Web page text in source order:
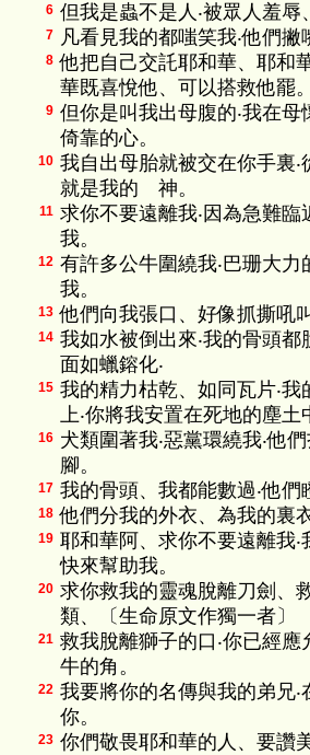
6 但我是蟲不是人‧被眾人羞辱
7 凡看見我的都嗤笑我‧他們撇
8 他把自己交託耶和華、耶和
華既喜悅他、可以搭救他罷。
9 但你是叫我出母腹的‧我在
倚靠的心。
10 我自出母胎就被交在你手裏
就是我的 神。
11 求你不要遠離我‧因為急難臨
我。
12 有許多公牛圍繞我‧巴珊大力
我。
13 他們向我張口、好像抓撕吼
14 我如水被倒出來‧我的骨頭都
面如蠟鎔化‧
15 我的精力枯乾、如同瓦片‧我
上‧你將我安置在死地的塵土
16 犬類圍著我‧惡黨環繞我‧他
腳。
17 我的骨頭、我都能數過‧他們
18 他們分我的外衣、為我的裏
19 耶和華阿、求你不要遠離我
快來幫助我。
20 求你救我的靈魂脫離刀劍、
類、〔生命原文作獨一者〕
21 救我脫離獅子的口‧你已經應
牛的角。
22 我要將你的名傳與我的弟兄‧
你。
23 你們敬畏耶和華的人、要讚